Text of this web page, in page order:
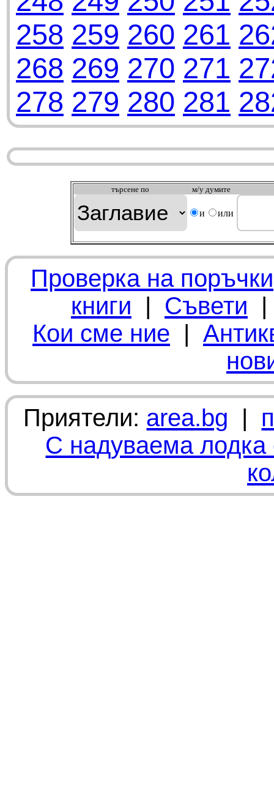
258 259 260 261
268 269 270 271
278 279 280 281
търсeне по м/у думите
и или
Проверка на поръчки
книги | Съвети
Кои сме ние |
Приятели: area.bg |
С надуваема лодка